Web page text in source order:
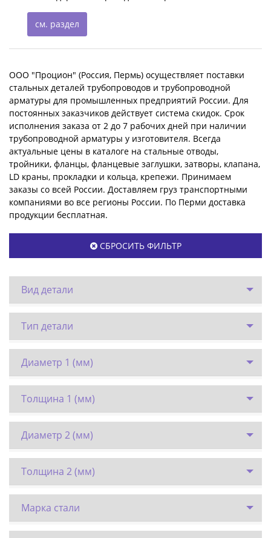
см. раздел
ООО "Процион" (Россия, Пермь) осуществляет поставки
стальных деталей трубопроводов и трубопроводной
арматуры для промышленных предприятий России. Для
постоянных заказчиков действует система скидок. Срок
исполнения заказа от 2 до 7 рабочих дней при наличии
трубопроводной арматуры у изготовителя. Всегда
актуальные цены в каталоге на стальные отводы,
тройники, фланцы, фланцевые заглушки, затворы, клапана,
LD краны, прокладки и кольца, крепежи. Принимаем
заказы со всей России. Доставляем груз транспортными
компаниями во все регионы России. По Перми доставка
продукции бесплатная.
СБРОСИТЬ ФИЛЬТР
Вид детали
Тип детали
Диаметр 1 (мм)
Толщина 1 (мм)
Диаметр 2 (мм)
Толщина 2 (мм)
Марка стали